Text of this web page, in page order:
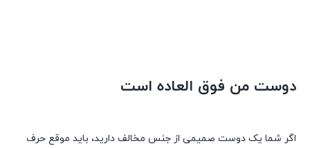
دوست من فوق العاده است
اگر شما یک دوست صمیمی از جنس مخالف دارید، باید موقع حرف